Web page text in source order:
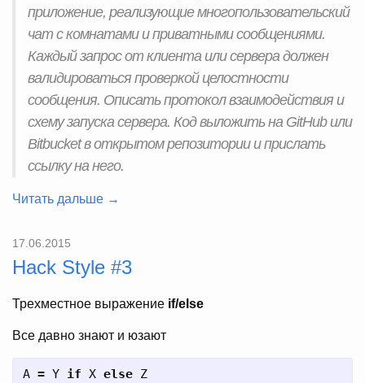
приложение, реализующие многопользовательский
чат с комнатами и приватными сообщениями.
Каждый запрос от клиента или сервера должен
валидироваться проверкой целостности
сообщения. Описать протокол взаимодействия и
схему запуска сервера. Код выложить на GitHub или
Bitbucket в открытом репозитории и прислать
ссылку на него.
Читать дальше →
17.06.2015
Hack Style #3
Трехместное выражение if/else
Все давно знают и юзают
A = Y if X else Z